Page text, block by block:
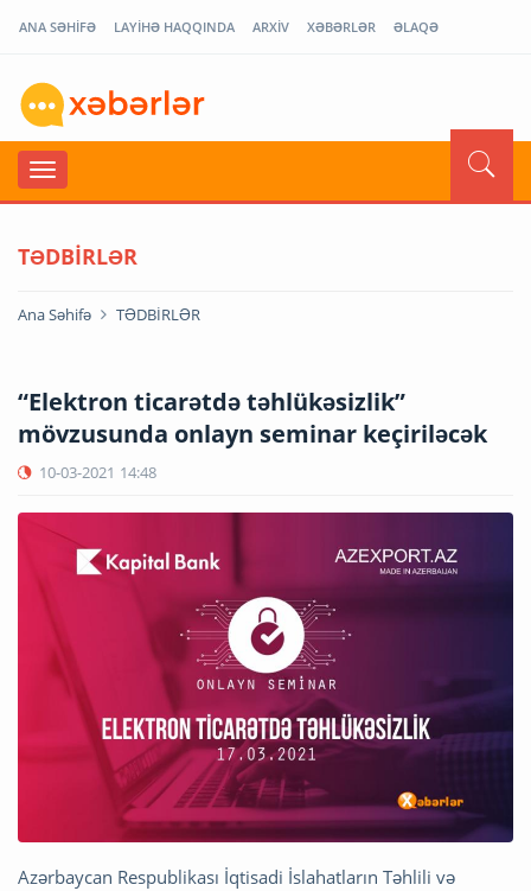
ANA SƏHİFƏ LAYİHƏ HAQQINDA ARXİV XƏBƏRLƏR ƏLAQƏ
TƏDBİRLƏR
Ana Səhifə TƏDBİRLƏR
“Elektron ticarətdə təhlükəsizlik”
mövzusunda onlayn seminar keçiriləcək
10-03-2021 14:48
Azərbaycan Respublikası İqtisadi İslahatların Təhlili və